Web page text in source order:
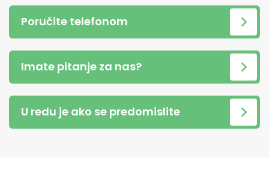
Poručite telefonom
Imate pitanje za nas?
U redu je ako se predomislite